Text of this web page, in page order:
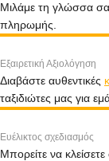
Μιλάμε τη γλώσσα
πληρωμής.
Εξαιρετική Αξιολόγηση
Διαβάστε αυθεντικές
ταξιδιώτες μας για
Ευέλικτος σχεδιασμός
Μπορείτε να